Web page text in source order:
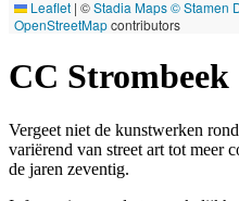
Leaflet | ©Stadia Maps© Stamen
OpenStreetMapcontributors
CC Strombeek
Vergeet niet de kunstwerken
variërend van street art tot meer
de jaren zeventig.